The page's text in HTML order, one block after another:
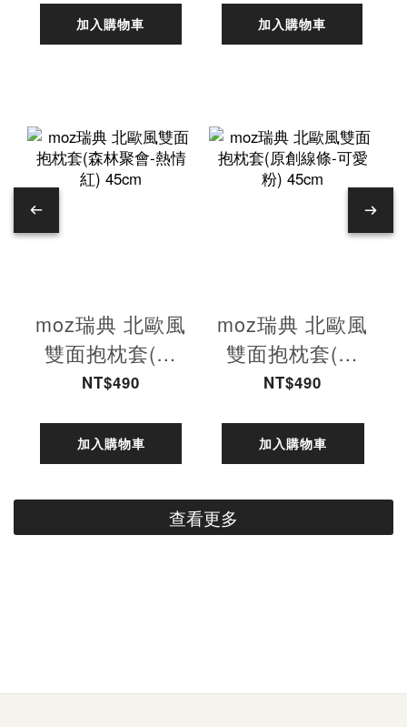
加入購物車 加入購物車
moz瑞典 北歐風
雙面抱枕套(森
林聚會-熱情紅)
NT$490
加入購物車
moz瑞典 北歐風
雙面抱枕套(原
創線條-可愛粉)
NT$490
加入購物車
查看更多